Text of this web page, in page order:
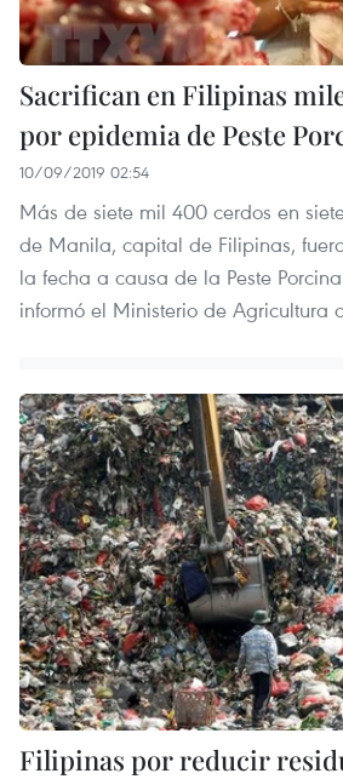
Sacrifican en Filipinas
por epidemia de Peste
10/09/2019 02:54
Más de siete mil 400 cerdos en
de Manila, capital de Filipinas,
la fecha a causa de la Peste
informó el Ministerio de Agricultura
Filipinas por reducir